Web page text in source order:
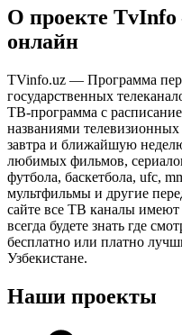
О проекте
онлайн
TVinfo.uz — Программа
государственных
ТВ-программа с
названиями телевизионных
завтра и ближайшую
любимых фильмов,
футбола, баскетбола, ufc,
мультфильмы и другие
сайте все ТВ каналы
всегда будете знать где
бесплатно или платно
Узбекистане.
Наши проекты